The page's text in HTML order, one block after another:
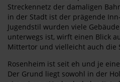
Streckennetz der damaligen
in der Stadt ist der prägende
Jugendstil wurden viele
unterwegs ist, wirft einen Blick
Mittertor und vielleicht auch die
Rosenheim ist seit eh und je
Der Grund liegt sowohl in der